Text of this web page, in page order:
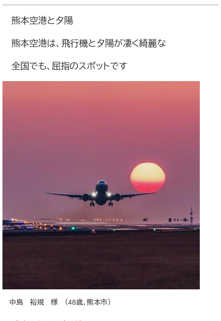
熊本空港と夕陽
熊本空港は、飛行機と夕陽が凄く綺麗な
全国でも、屈指のスポットです
中島 裕規 様 （48歳、熊本市）